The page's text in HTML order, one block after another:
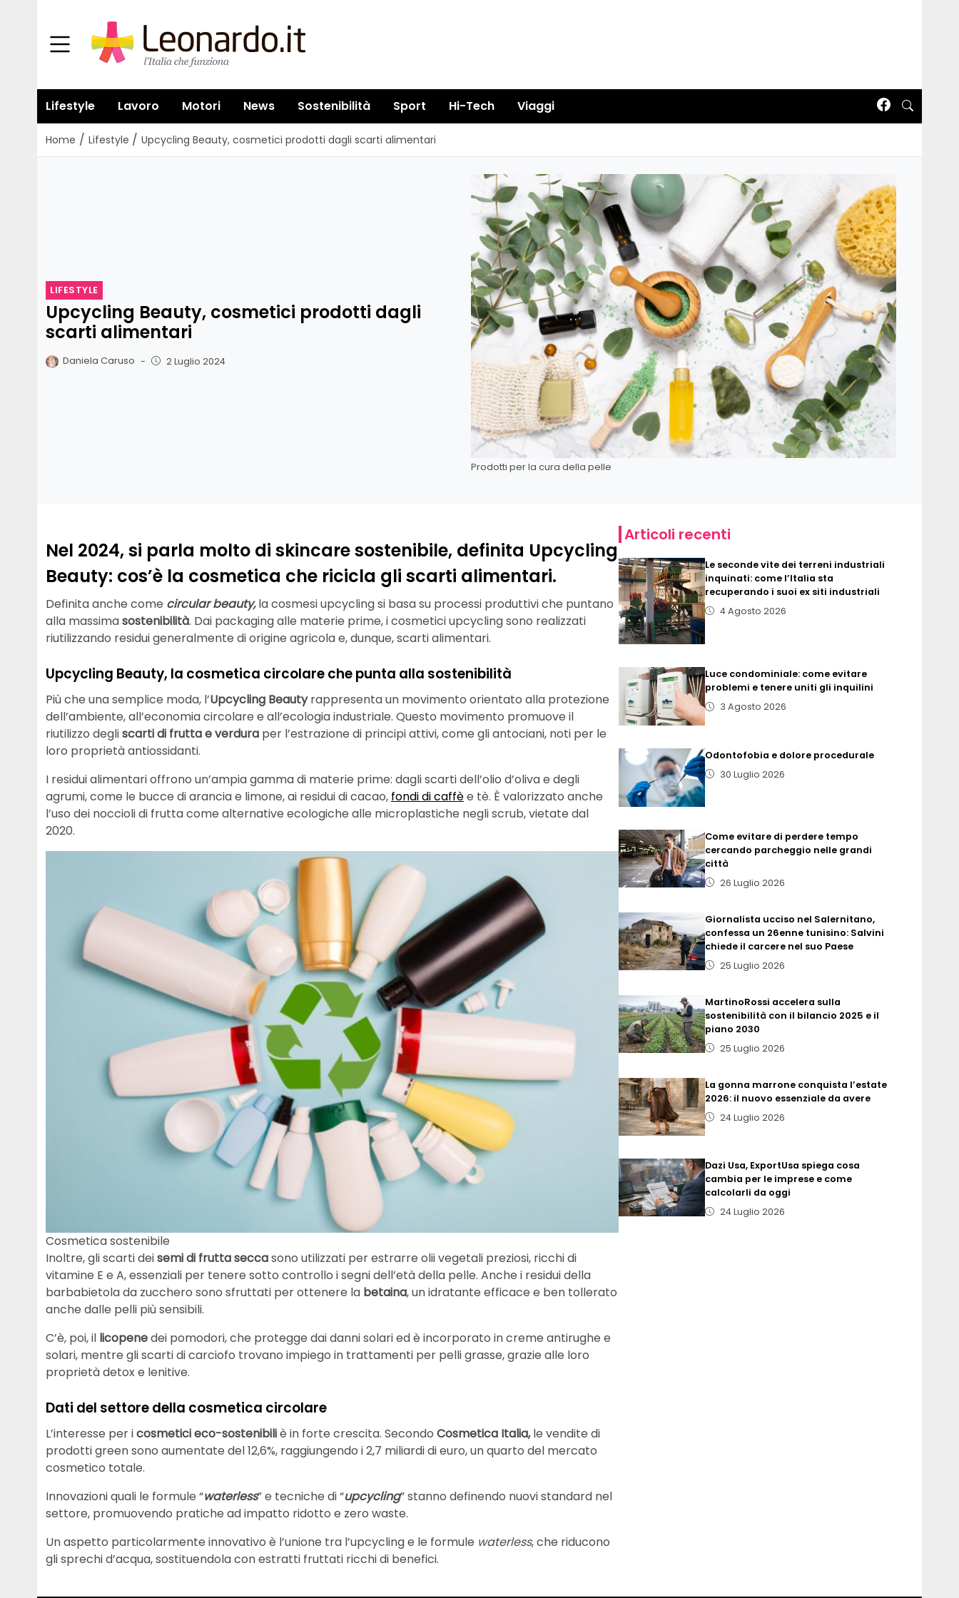
Lifestyle Lavoro Motori News Sostenibilità Sport Hi-Tech Viaggi
Home / Lifestyle / Upcycling Beauty, cosmetici prodotti dagli scarti alimentari
LIFESTYLE
Upcycling Beauty, cosmetici prodotti dagli
scarti alimentari
Daniela Caruso - 2 Luglio 2024
Prodotti per la cura della pelle
Nel 2024, si parla molto di skincare sostenibile, definita Upcycling
Beauty: cos’è la cosmetica che ricicla gli scarti alimentari.
Definita anche come circular beauty,la cosmesi upcycling si basa su processi produttivi che puntano
alla massimasostenibilità. Dai packaging alle materie prime, i cosmetici upcycling sono realizzati
riutilizzando residui generalmente di origine agricola e, dunque, scarti alimentari.
Upcycling Beauty, la cosmetica circolare che punta alla sostenibilità
Più che una semplice moda, l’Upcycling Beautyrappresenta un movimento orientato alla protezione
dell’ambiente, all’economia circolare e all’ecologia industriale. Questo movimento promuove il
riutilizzo degliscarti di frutta e verdura per l’estrazione di principi attivi, come gli antociani, noti per le
loro proprietà antiossidanti.
I residui alimentari offrono un’ampia gamma di materie prime: dagli scarti dell’olio d’oliva e degli
agrumi, come le bucce di arancia e limone, ai residui di cacao, fondi di caffèe tè. È valorizzato anche
l’uso dei noccioli di frutta come alternative ecologiche alle microplastiche negli scrub, vietate dal
2020.
Cosmetica sostenibile
Inoltre, gli scarti deisemi di frutta seccasono utilizzati per estrarre olii vegetali preziosi, ricchi di
vitamine E e A, essenziali per tenere sotto controllo i segni dell’età della pelle. Anche i residui della
barbabietola da zucchero sono sfruttati per ottenere la betaina, un idratante efficace e ben tollerato
anche dalle pelli più sensibili.
C’è, poi, il licopenedei pomodori, che protegge dai danni solari ed è incorporato in creme antirughe e
solari, mentre gli scarti di carciofo trovano impiego in trattamenti per pelli grasse, grazie alle loro
proprietà detox e lenitive.
Dati del settore della cosmetica circolare
L’interesse per icosmetici eco-sostenibiliè in forte crescita. Secondo Cosmetica Italia,le vendite di
prodotti green sono aumentate del 12,6%, raggiungendo i 2,7 miliardi di euro, un quarto del mercato
cosmetico totale.
Innovazioni quali le formule “waterless” e tecniche di “upcycling” stanno definendo nuovi standard nel
settore, promuovendo pratiche ad impatto ridotto e zero waste.
Un aspetto particolarmente innovativo è l’unione tra l’upcycling e le formule waterless, che riducono
gli sprechi d’acqua, sostituendola con estratti fruttati ricchi di benefici.
Articoli recenti
Le seconde vite dei terreni industriali
inquinati: come l’Italia sta
recuperando i suoi ex siti industriali
4 Agosto 2026
Luce condominiale: come evitare
problemi e tenere uniti gli inquilini
3 Agosto 2026
Odontofobia e dolore procedurale
30 Luglio 2026
Come evitare di perdere tempo
cercando parcheggio nelle grandi
città
26 Luglio 2026
Giornalista ucciso nel Salernitano,
confessa un 26enne tunisino: Salvini
chiede il carcere nel suo Paese
25 Luglio 2026
MartinoRossi accelera sulla
sostenibilità con il bilancio 2025 e il
piano 2030
25 Luglio 2026
La gonna marrone conquista l’estate
2026: il nuovo essenziale da avere
24 Luglio 2026
Dazi Usa, ExportUsa spiega cosa
cambia per le imprese e come
calcolarli da oggi
24 Luglio 2026